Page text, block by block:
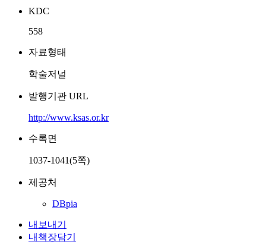
KDC
558
자료형태
학술저널
발행기관 URL
http://www.ksas.or.kr
수록면
1037-1041(5쪽)
제공처
DBpia
내보내기
내책장담기